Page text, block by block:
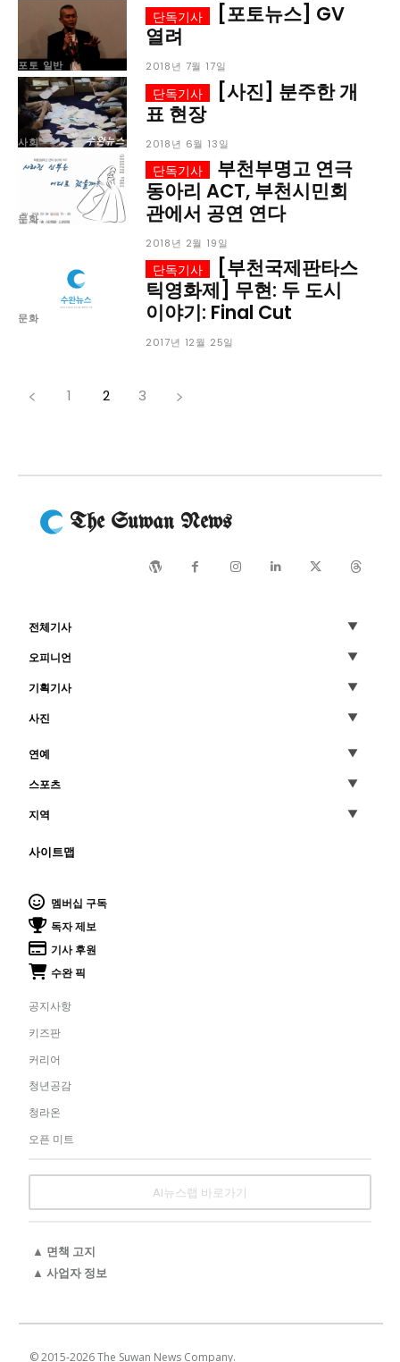
포토 일반
[포토뉴스] GV
열려
2018년 7월 17일
사회
[사진] 분주한 개
표 현장
2018년 6월 13일
문화
부천부명고 연극
동아리 ACT, 부천시민회
관에서 공연 연다
2018년 2월 19일
문화
[부천국제판타스
틱영화제] 무현: 두 도시
이야기: Final Cut
2017년 12월 25일
1 2 3
The Suwan News
전체기사
오피니언
기획기사
사진
연예
스포츠
지역
사이트맵
멤버십 구독
독자 제보
기사 후원
수완 픽
공지사항
키즈판
커리어
청년공감
청라온
오픈 미트
AI뉴스랩 바로가기
▲ 면책 고지
▲ 사업자 정보
© 2015-2026The Suwan News Company.